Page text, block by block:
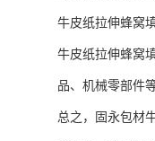
牛皮纸拉伸蜂窝
牛皮纸拉伸蜂窝
品、机械零部件等
总之，固永包材